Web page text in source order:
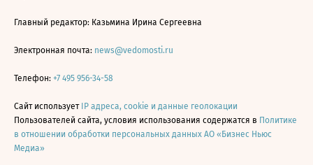
Главный редактор: Казьмина Ирина Сергеевна
Электронная почта: news@vedomosti.ru
Телефон: +7 495 956-34-58
Сайт использует IP адреса, cookie и данные геолокации
Пользователей сайта, условия использования содержатся в Политике
в отношении обработки персональных данных АО «Бизнес Ньюс
Медиа»